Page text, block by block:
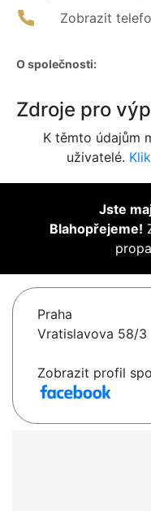
Zobrazit
O společnosti:
Zdroje pro
K těmto údajům
uživatelé.
Jste
Blahopřejeme!
Praha
Vratislavova 58/3
Zobrazit profil